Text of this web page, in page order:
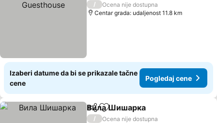
/
Ocena nije dostupna
Centar grada: udaljenost 11.8 km
Izaberi datume da bi se prikazale tačne
cene
Pogledaj cene
Deli Dodati u favorite
Вила Шишарка
/
Ocena nije dostupna